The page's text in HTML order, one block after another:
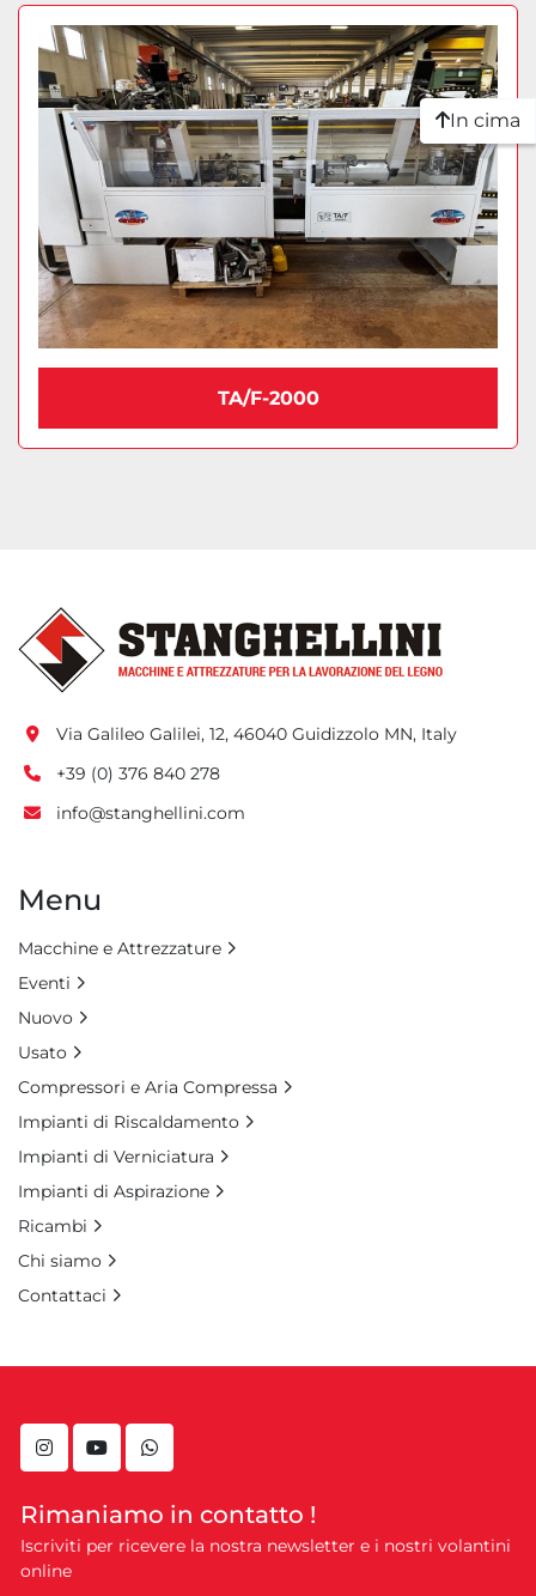
TA/F-2000
In cima
instagramyoutubewhatsapp
Rimaniamo in contatto !
Iscriviti per ricevere la nostra newsletter e i nostri volantini
online
Via Galileo Galilei, 12, 46040 Guidizzolo MN, Italy
+39 (0) 376 840 278
info@stanghellini.com
Menu
Macchine e Attrezzature
Eventi
Nuovo
Usato
Compressori e Aria Compressa
Impianti di Riscaldamento
Impianti di Verniciatura
Impianti di Aspirazione
Ricambi
Chi siamo
Contattaci